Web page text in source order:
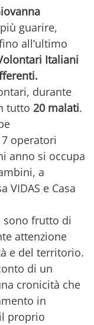
guarire,
all’ultimo
Italiani
durante
tutto 20 malati.
operatori
anno si occupa
a
VIDAS e Casa
sono frutto di
attenzione
e del territorio.
di un
cronicità che
in
proprio